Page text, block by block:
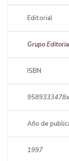
Editorial
Grupo
ISBN
9589333478x
Año de
1997